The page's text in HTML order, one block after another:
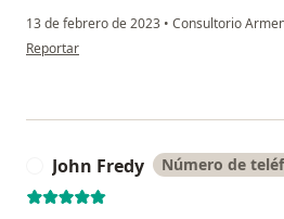
13 de febrero de 2023 • Consultorio
en opinión del usuario Maira Martinez
Reportar
John Fredy Número de